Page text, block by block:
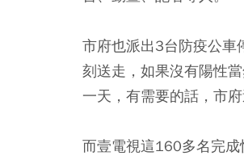
市府也派出3台防疫公車
刻送走，如果沒有陽性
一天，有需要的話，市
而壹電視這160多名完成